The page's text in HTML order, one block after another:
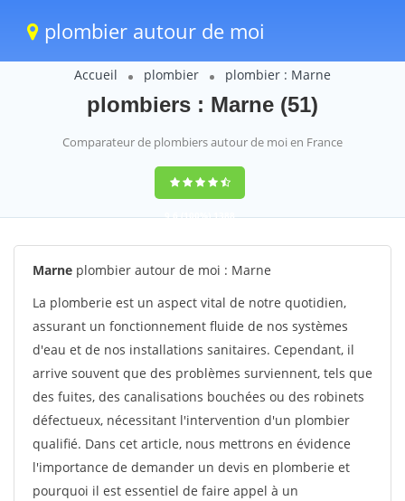
plombier autour de moi
Accueil plombier plombier : Marne
plombiers : Marne (51)
Comparateur de plombiers autour de moi en France
9,6(100%)1388
votes
Marne plombier autour de moi : Marne
La plomberie est un aspect vital de notre quotidien,
assurant un fonctionnement fluide de nos systèmes
d'eau et de nos installations sanitaires. Cependant, il
arrive souvent que des problèmes surviennent, tels que
des fuites, des canalisations bouchées ou des robinets
défectueux, nécessitant l'intervention d'un plombier
qualifié. Dans cet article, nous mettrons en évidence
l'importance de demander un devis en plomberie et
pourquoi il est essentiel de faire appel à un